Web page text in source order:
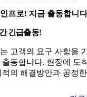
프로! 지금 출동합니다
긴급출동!
고객의 요구 사항을
출동합니다. 현장에 도
적의 해결방안과 공정